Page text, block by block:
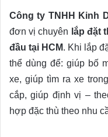
Công ty TNHH Kinh
đơn vị chuyên lắp đặt
đầu tại HCM. Khi lắp
thể dùng để: giúp bố
xe, giúp tìm ra xe
cắp, giúp định vị –
hợp đặc thù theo nhu